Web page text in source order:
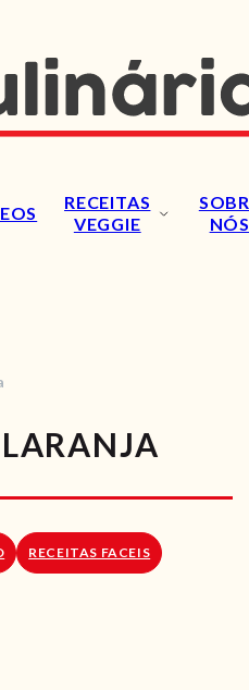
RECEITAS
VEGGIE
NÓS
VÍDEOS
VEGGIE
NÓS
ONLINE
RECEITAS FACEIS